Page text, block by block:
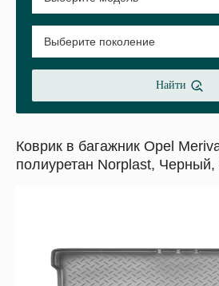
Найти
Коврик в багажник Opel
полиуретан Norplast,